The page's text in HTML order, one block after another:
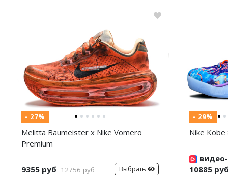
- 27%
Melitta Baumeister x Nike Vomero
Premium
9355 руб 12756 руб Выбрать
- 29%
Nike
10885 руб